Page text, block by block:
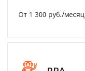
От 1 300 руб./месяц